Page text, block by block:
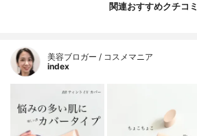
関連おすすめクチコミ
美容ブロガー / コスメマニア
index